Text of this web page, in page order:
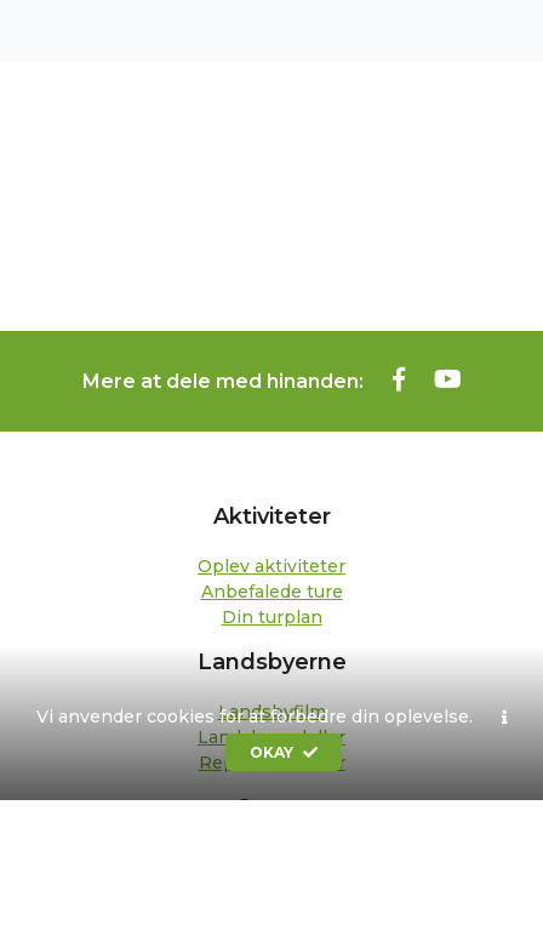
Vi anvender cookies for at forbedre din oplevelse.
OKAY
Mere at dele med hinanden:
Aktiviteter
Oplev aktiviteter
Anbefalede ture
Din turplan
Landsbyerne
Landsbyfilm
Landsbypedeller
Repræsentanter
Om os